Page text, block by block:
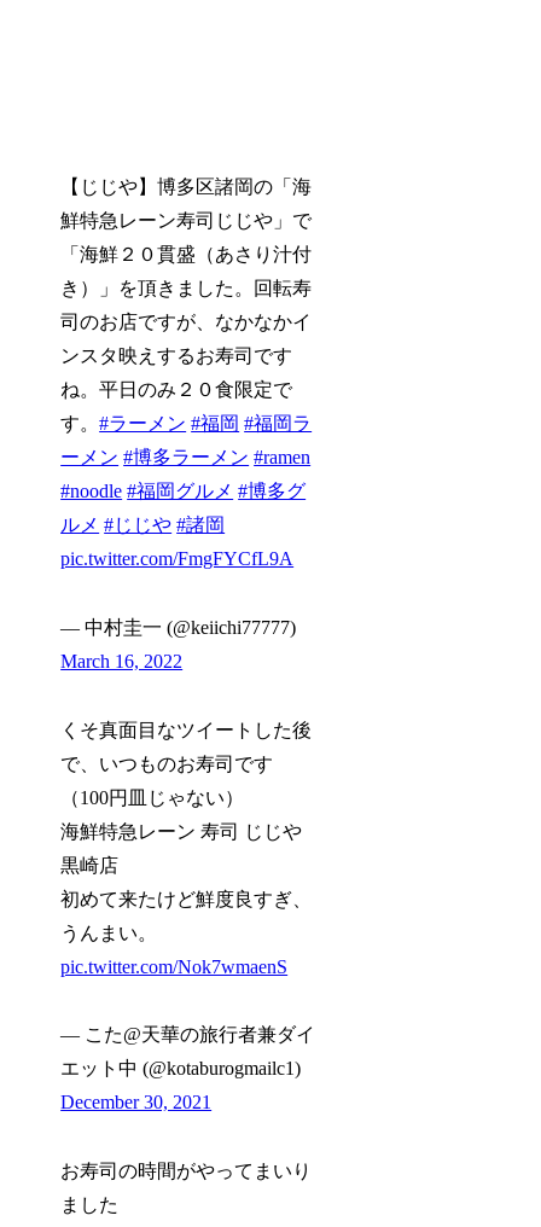
【じじや】博多区諸岡の「海
鮮特急レーン寿司じじや」で
「海鮮２０貫盛（あさり汁付
き）」を頂きました。回転寿
司のお店ですが、なかなかイ
ンスタ映えするお寿司です
ね。平日のみ２０食限定で
す。#ラーメン #福岡 #福岡ラ
ーメン #博多ラーメン #ramen
#noodle #福岡グルメ #博多グ
ルメ #じじや #諸岡
pic.twitter.com/FmgFYCfL9A
— 中村圭一 (@keiichi77777)
March 16, 2022
くそ真面目なツイートした後
で、いつものお寿司です
（100円皿じゃない）
海鮮特急レーン 寿司 じじや
黒崎店
初めて来たけど鮮度良すぎ、
うんまい。
pic.twitter.com/Nok7wmaenS
— こた@天華の旅行者兼ダイ
エット中 (@kotaburogmailc1)
December 30, 2021
お寿司の時間がやってまいり
ました